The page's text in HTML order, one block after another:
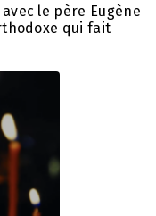
le père Eugène
qui fait